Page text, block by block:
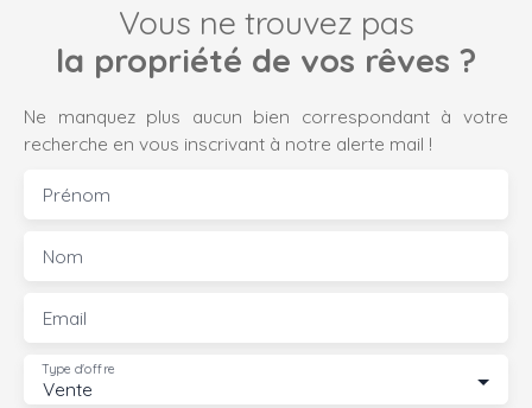
Vous ne trouvez pas
la propriété de vos rêves ?
Ne manquez plus aucun bien correspondant à votre
recherche en vous inscrivant à notre alerte mail !
Prénom
Nom
Email
Vente
Type d'offre